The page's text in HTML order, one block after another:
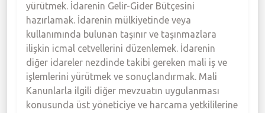
yürütmek. İdarenin Gelir-Gider Bütçesini
hazırlamak. İdarenin mülkiyetinde veya
kullanımında bulunan taşınır ve taşınmazlara
ilişkin icmal cetvellerini düzenlemek. İdarenin
diğer idareler nezdinde takibi gereken mali iş ve
işlemlerini yürütmek ve sonuçlandırmak. Mali
Kanunlarla ilgili diğer mevzuatın uygulanması
konusunda üst yöneticiye ve harcama yetkililerine